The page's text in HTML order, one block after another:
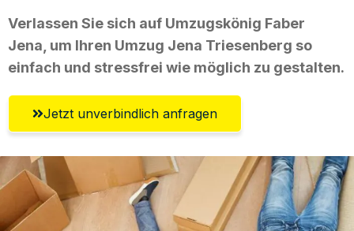
Verlassen Sie sich auf Umzugskönig Faber
Jena, um Ihren Umzug Jena Triesenberg so
einfach und stressfrei wie möglich zu gestalten.
Jetzt unverbindlich anfragen